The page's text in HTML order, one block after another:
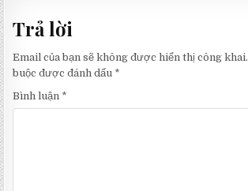
viết
Trả lời
Email của bạn sẽ không được hiển thị công khai.
buộc được đánh dấu *
Bình luận *